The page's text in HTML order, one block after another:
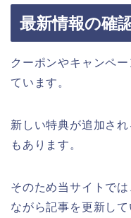
最新情報の確
クーポンやキャンペ
ています。
新しい特典が追加さ
もあります。
そのため当サイトで
ながら記事を更新して